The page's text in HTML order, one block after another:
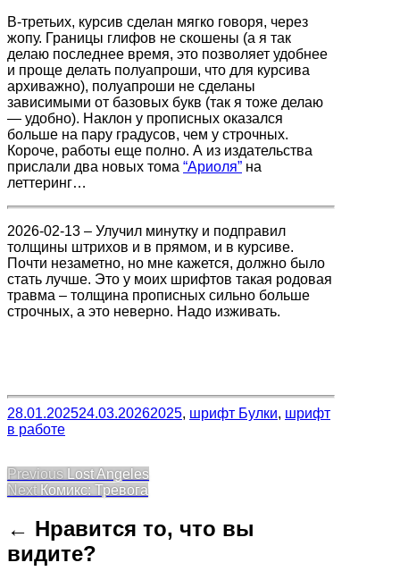
В-третьих, курсив сделан мягко говоря, через
жопу. Границы глифов не скошены (а я так
делаю последнее время, это позволяет удобнее
и проще делать полуапроши, что для курсива
архиважно), полуапроши не сделаны
зависимыми от базовых букв (так я тоже делаю
— удобно). Наклон у прописных оказался
больше на пару градусов, чем у строчных.
Короче, работы еще полно. А из издательства
прислали два новых тома “Ариоля” на
леттеринг…
2026-02-13 – Улучил минутку и подправил
толщины штрихов и в прямом, и в курсиве.
Почти незаметно, но мне кажется, должно было
стать лучше. Это у моих шрифтов такая родовая
травма – толщина прописных сильно больше
строчных, а это неверно. Надо изживать.
28.01.202524.03.20262025, шрифт Булки, шрифт
в работе
Post
navigation
Previous Previous
post:
Lost Angeles
Next Next
Комикс: Тревога
← Нравится то, что вы
видите?